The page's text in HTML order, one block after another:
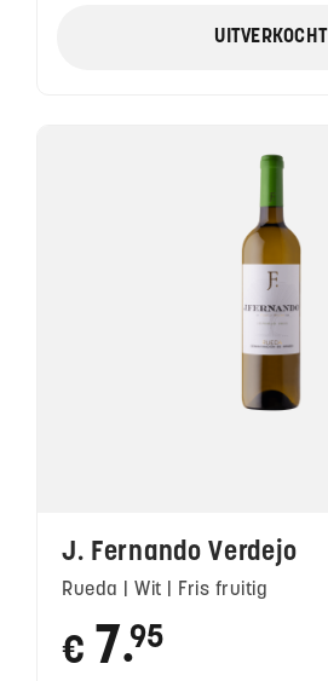
UITVERKOCHT
J. Fernando Verdejo
Rueda | Wit | Fris fruitig
€ 7 ●
95